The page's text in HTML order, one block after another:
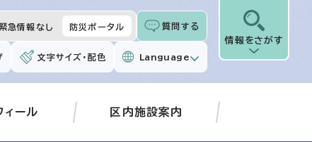
急情報なし 防災ポータル 質問する
文字サイズ・配色 Language
情報をさがす
ィール 区内施設案内